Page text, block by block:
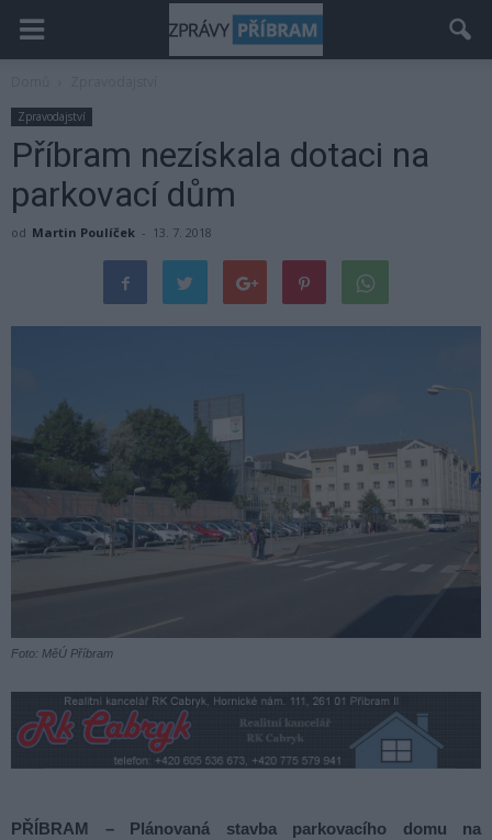
Zpravodajství
Příbram nezískala dotaci na
parkovací dům
od Martin Poulíček - 13. 7. 2018
Foto: MěÚ Příbram
PŘÍBRAM – Plánovaná stavba parkovacího domu na